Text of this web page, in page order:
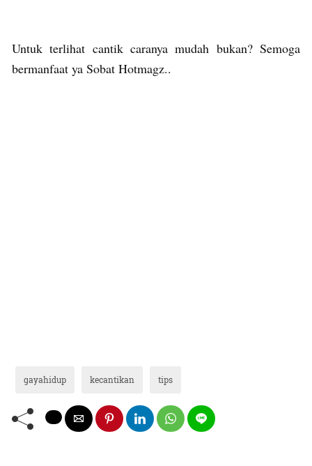
Untuk terlihat cantik caranya mudah bukan? Semoga
bermanfaat ya Sobat Hotmagz..
gayahidup kecantikan tips